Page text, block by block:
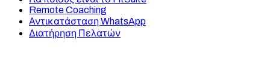
Remote Coaching
Αντικατάσταση WhatsApp
Διατήρηση Πελατών